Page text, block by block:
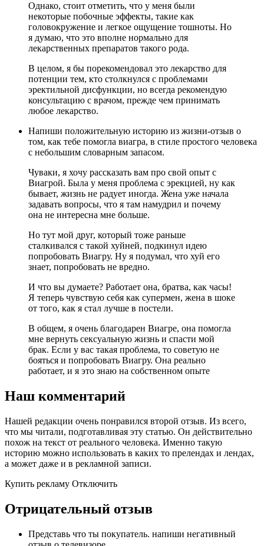
Однако, стоит отметить, что у меня были
некоторые побочные эффекты, такие как
головокружение и легкое ощущение тошноты. Но
я думаю, что это вполне нормально для
лекарственных препаратов такого рода.
В целом, я бы порекомендовал это лекарство для
потенции тем, кто столкнулся с проблемами
эректильной дисфункции, но всегда рекомендую
консультацию с врачом, прежде чем принимать
любое лекарство.
Напиши положительную историю из жизни-отзыв о
том, как тебе помогла виагра, в стиле простого человека
с небольшим словарным запасом.
Чуваки, я хочу рассказать вам про свой опыт с
Виагрой. Была у меня проблема с эрекцией, ну как
бывает, жизнь не радует иногда. Жена уже начала
задавать вопросы, что я там намудрил и почему
она не интересна мне больше.
Но тут мой друг, который тоже раньше
сталкивался с такой хуйней, подкинул идею
попробовать Виагру. Ну я подумал, что хуй его
знает, попробовать не вредно.
И что вы думаете? Работает она, братва, как часы!
Я теперь чувствую себя как супермен, жена в шоке
от того, как я стал лучше в постели.
В общем, я очень благодарен Виагре, она помогла
мне вернуть сексуальную жизнь и спасти мой
брак. Если у вас такая проблема, то советую не
бояться и попробовать Виагру. Она реально
работает, и я это знаю на собственном опыте
Наш комментарий
Нашей редакции очень понравился второй отзыв. Из всего,
что мы читали, подготавливая эту статью. Он действительно
похож на текст от реального человека. Именно такую
историю можно использовать в каких то прелендах и лендах,
а может даже и в рекламной записи.
Купить рекламу Отключить
Отрицательный отзыв
Представь что ты покупатель. напиши негативный